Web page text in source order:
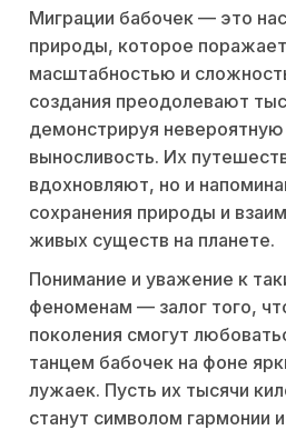
Миграции бабочек — это
природы, которое
масштабностью и
создания преодолевают
демонстрируя невероятную
выносливость. Их
вдохновляют, но и
сохранения природы и
живых существ на планете.
Понимание и уважение к
феноменам — залог того,
поколения смогут
танцем бабочек на фоне
лужаек. Пусть их тысячи
станут символом гармонии